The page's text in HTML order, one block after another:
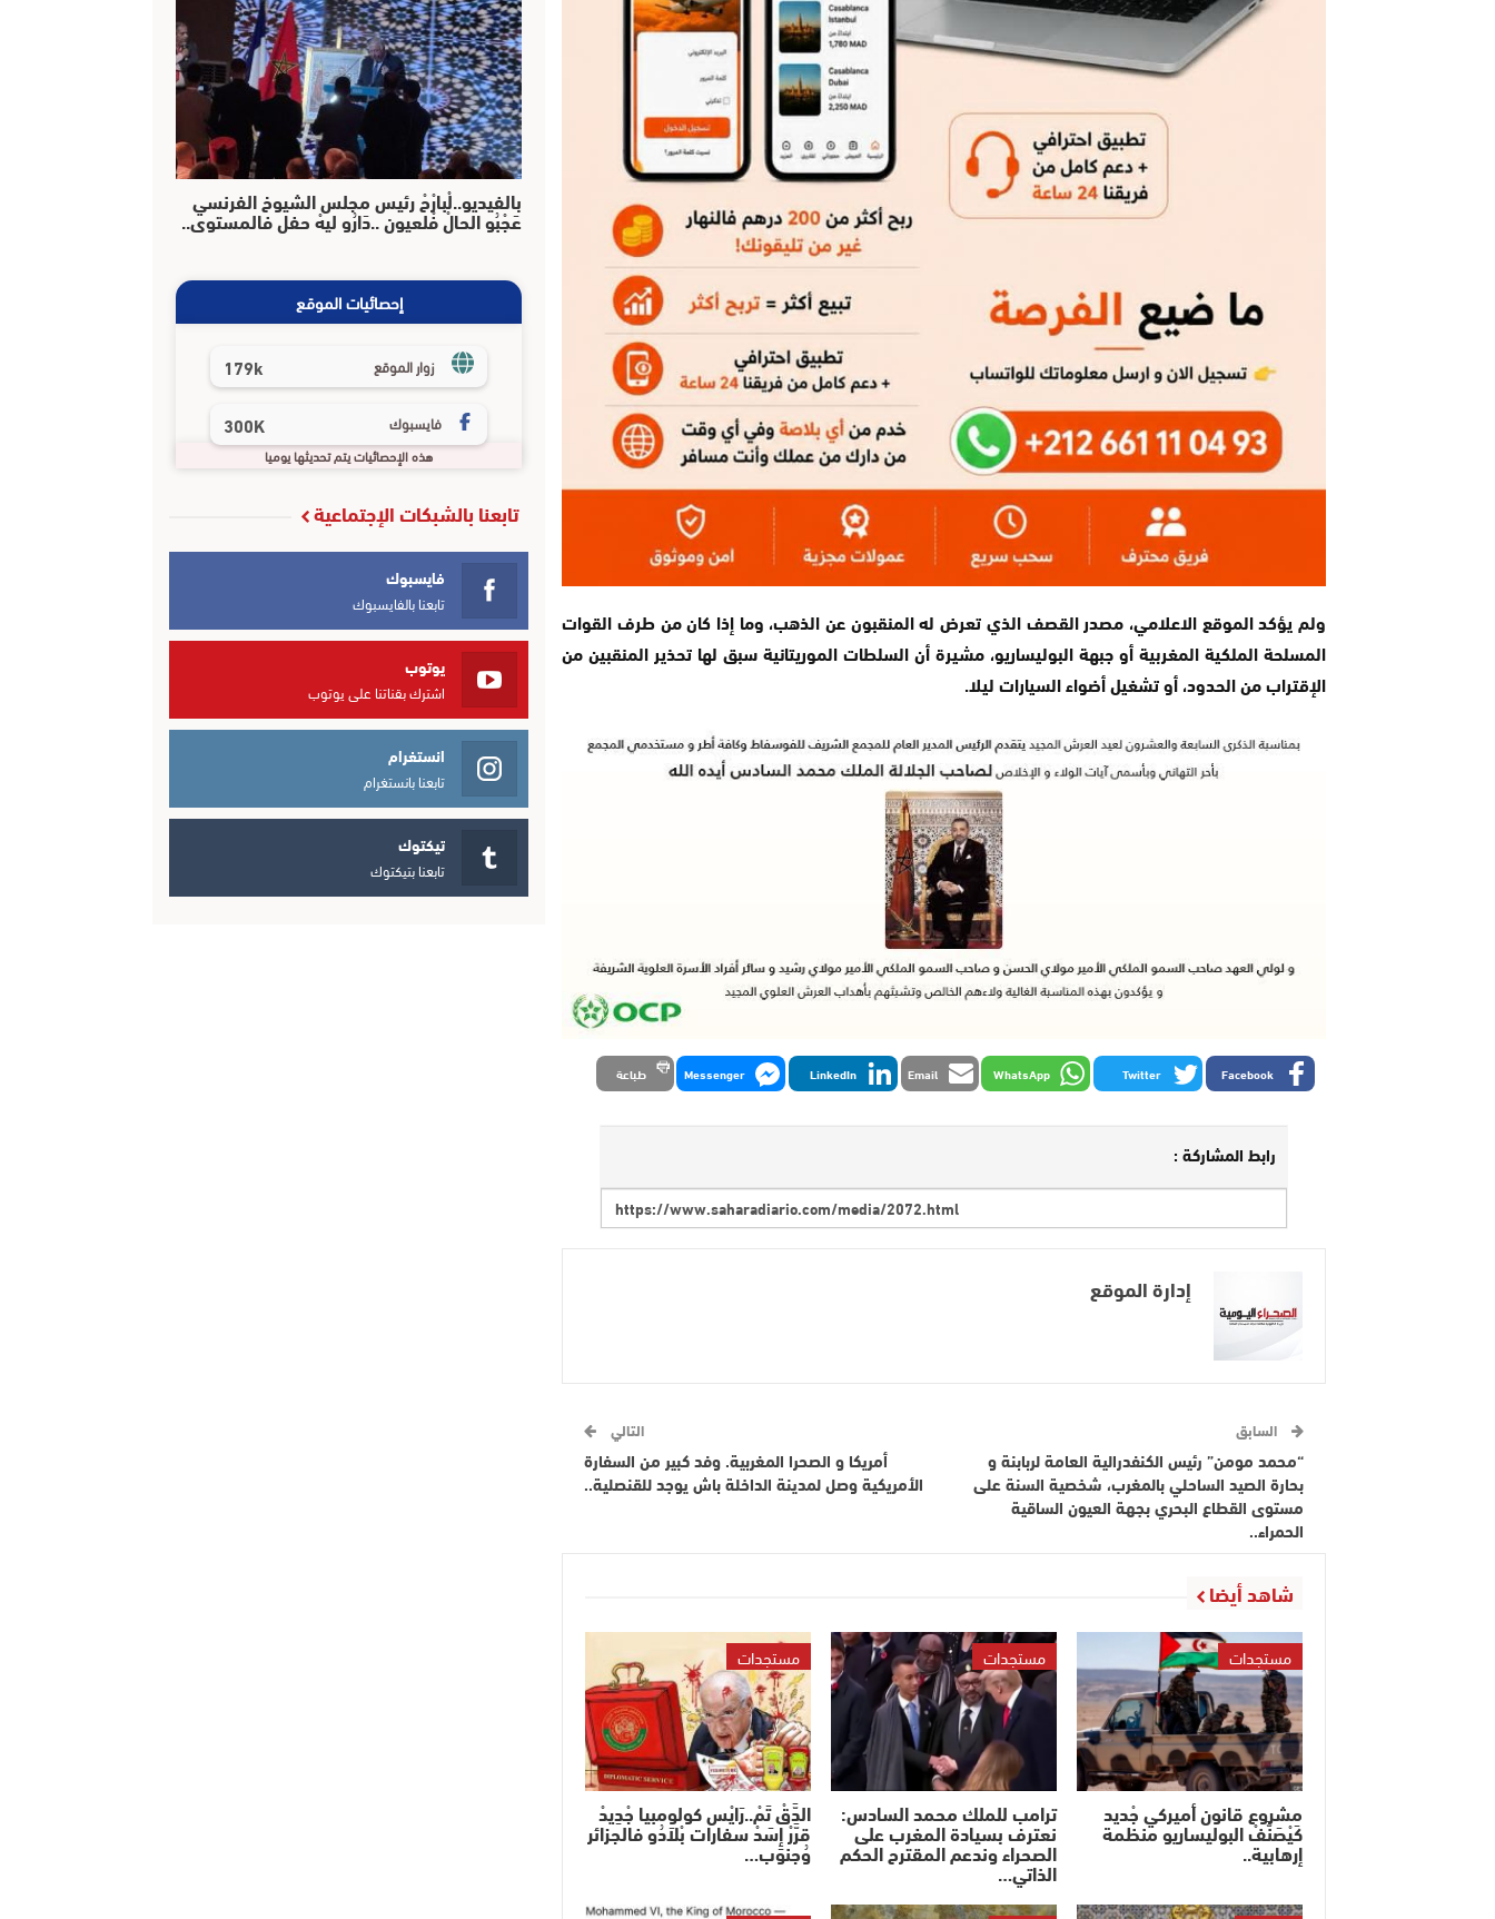
ولم يؤكد الموقع الاعلامي، مصدر القصف الذي تعرض له المنقبون عن الذهب، وما إذا كان من طرف القوات
المسلحة الملكية المغربية أو جبهة البوليساريو، مشيرة أن السلطات الموريتانية سبق لها تحذير المنقبين من
الإقتراب من الحدود، أو تشغيل أضواء السيارات ليلا.
Facebook
Twitter
WhatsApp
Email
LinkedIn
Messenger طباعة
رابط المشاركة :
إدارة الموقع
السابق
“محمد مومن” رئيس الكنفدرالية العامة لربابنة و
بحارة الصيد الساحلي بالمغرب، شخصية السنة على
مستوى القطاع البحري بجهة العيون الساقية
الحمراء..
التالي
أمريكا و الصحرا المغربية. وفد كبير من السفارة
الأمريكية وصل لمدينة الداخلة باش يوجد للقنصلية..
شاهد أيضا
مستجدات
مشروع قانون أميركي جْديد
كَيْصَنَّفْ البوليساريو منظمة
إرهابية..
مستجدات
ترامب للملك محمد السادس:
نعترف بسيادة المغرب على
الصحراء وندعم المقترح الحكم
الذاتي…
مستجدات
الدَّقْ تَمْ..رَايْس كولومبيا جْدِيدْ
قرَّرْ إِسَدْ سفارات بْلاَدُو فالجزائر
وُجنوب…
بالفيديو..لْبارْحْ رئيس مجلس الشيوخ الفرنسي
عَجْبُو الحالْ فْلعيون ..دَارُو ليهْ حفل فالمستوى..
إحصائيات الموقع
زوار الموقع 179k
فايسبوك 300K
هذه الإحصائيات يتم تحديثها يوميا
تابعنا بالشبكات الإجتماعية
فايسبوك
تابعنا بالفايسبوك
يوتوب
اشترك بقناتنا على يوتوب
انستغرام
تابعنا بانستغرام
تيكتوك
تابعنا بتيكتوك